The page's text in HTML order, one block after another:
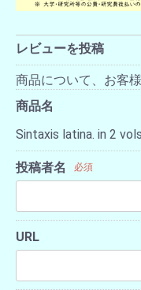
レビューを投稿
商品について、お客
商品名
Sintaxis latina. in 2
投稿者名 必須
URL